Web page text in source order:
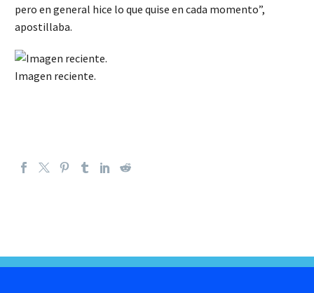
pero en general hice lo que quise en cada momento”,
apostillaba.
Imagen reciente.